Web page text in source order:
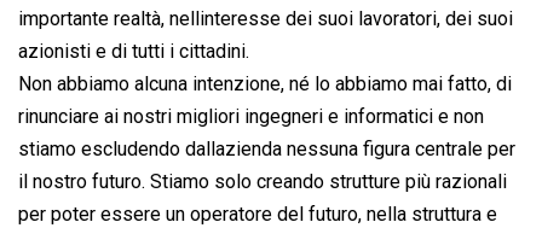
importante realtà, nellinteresse dei suoi lavoratori, dei suoi
azionisti e di tutti i cittadini.
Non abbiamo alcuna intenzione, né lo abbiamo mai fatto, di
rinunciare ai nostri migliori ingegneri e informatici e non
stiamo escludendo dallazienda nessuna figura centrale per
il nostro futuro. Stiamo solo creando strutture più razionali
per poter essere un operatore del futuro, nella struttura e